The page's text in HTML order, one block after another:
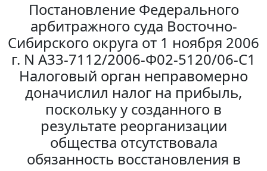
Постановление Федерального
арбитражного суда Восточно-
Сибирского округа от 1 ноября 2006
г. N А33-7112/2006-Ф02-5120/06-С1
Налоговый орган неправомерно
доначислил налог на прибыль,
поскольку у созданного в
результате реорганизации
общества отсутствовала
обязанность восстановления в